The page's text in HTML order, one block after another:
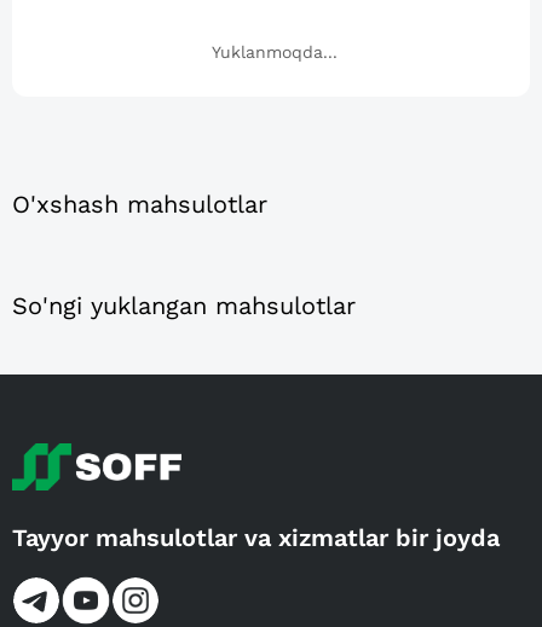
Yuklanmoqda...
O'xshash mahsulotlar
So'ngi yuklangan mahsulotlar
Tayyor mahsulotlar va xizmatlar bir joyda